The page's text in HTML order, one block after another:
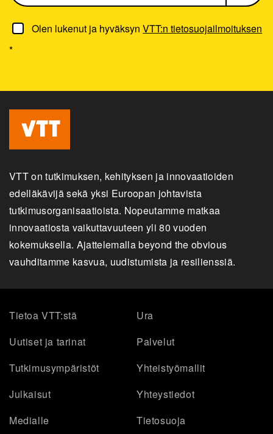
Olen lukenut ja hyväksynVTT:n tietosuojailmoituksen
*
VTT on tutkimuksen, kehityksen ja innovaatioiden
edelläkävijä sekä yksi Euroopan johtavista
tutkimusorganisaatioista. Nopeutamme matkaa
innovaatiosta vaikuttavuuteen yli 80 vuoden
kokemuksella. Ajattelemalla beyond the obvious
vauhditamme kasvua, uudistumista ja resilienssiä.
Tietoa VTT:stä
Ura
Uutiset ja tarinat
Palvelut
Tutkimusympäristöt
Yhteistyömallit
Julkaisut
Yhteystiedot
Medialle
Tietosuoja